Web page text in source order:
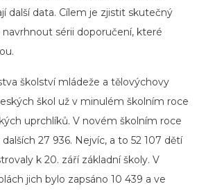
další data. Cílem je zjistit skutečný
navrhnout sérii doporučení, které
školství mládeže a tělovýchovy
škol už v minulém školním roce
uprchlíků. V novém školním roce
27 936. Nejvíc, a to 52 107 dětí
k 20. září základní školy. V
jich bylo zapsáno 10 439 a ve